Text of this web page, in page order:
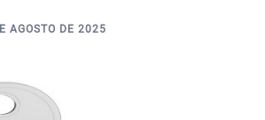
AGOSTO DE 2025